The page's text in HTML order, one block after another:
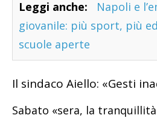
Leggi anche:
Napoli e
giovanile: più sport, più
scuole aperte
Il sindaco Aiello: «Gesti
Sabato «sera, la